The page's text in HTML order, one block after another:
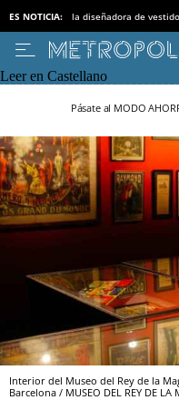
ES NOTICIA: la diseñadora de
Leer en Castellano
Pásate al MODO
Interior del Museo del Rey de la
Barcelona / MUSEO DEL REY DE LA